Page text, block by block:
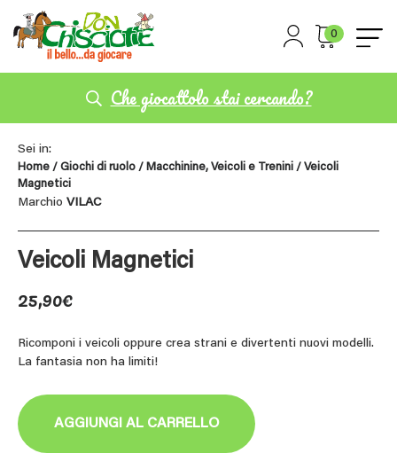
0
Che giocattolo stai cercando?
Sei in:
Home / Giochi di ruolo / Macchinine, Veicoli e Trenini / Veicoli
Magnetici
Marchio VILAC
Veicoli Magnetici
25,90€
Ricomponi i veicoli oppure crea strani e divertenti nuovi modelli.
La fantasia non ha limiti!
AGGIUNGI AL CARRELLO